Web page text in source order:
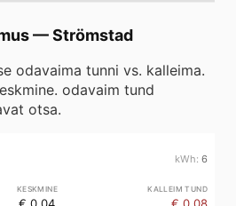
—Strömstad
odavaima tunni vs. kalleima.
odavaim tund
otsa.
6